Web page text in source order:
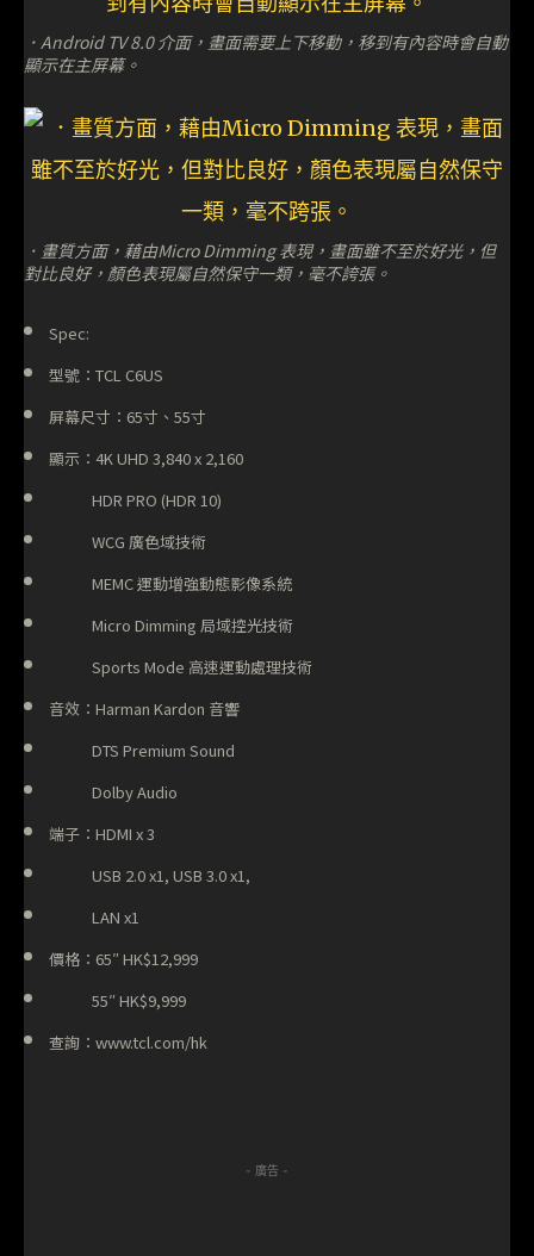
．Android TV 8.0 介面，畫面需要上下移動，移到有內容時會自動
顯示在主屏幕。
．畫質方面，藉由Micro Dimming 表現，畫面雖不至於好光，但
對比良好，顏色表現屬自然保守一類，毫不誇張。
Spec:
型號：TCL C6US
屏幕尺寸：65寸、55寸
顯示：4K UHD 3,840 x 2,160
HDR PRO (HDR 10)
WCG 廣色域技術
MEMC 運動增強動態影像系統
Micro Dimming 局域控光技術
Sports Mode 高速運動處理技術
音效：Harman Kardon 音響
DTS Premium Sound
Dolby Audio
端子：HDMI x 3
USB 2.0 x1, USB 3.0 x1,
LAN x1
價格：65″ HK$12,999
55″ HK$9,999
查詢：www.tcl.com/hk
- 廣告 -